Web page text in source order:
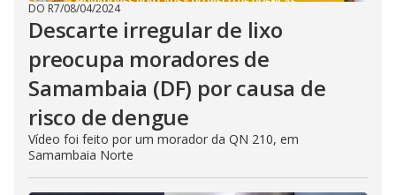
DO R7/08/04/2024
Descarte irregular de lixo
preocupa moradores de
Samambaia (DF) por causa de
risco de dengue
Vídeo foi feito por um morador da QN 210, em
Samambaia Norte